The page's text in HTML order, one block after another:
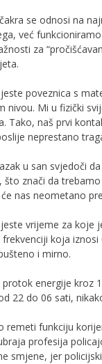
se odnosi na
već
za
poveznica s
nivou. Mi u fizički
Tako, naš prvi
neprestano
u san svjedoči
što znači da
nas neometano
vrijeme za koje
frekvenciji koja
i mirno.
protok energije kroz
22 do 06 sati,
remeti funkciju
profesija
smjene, jer